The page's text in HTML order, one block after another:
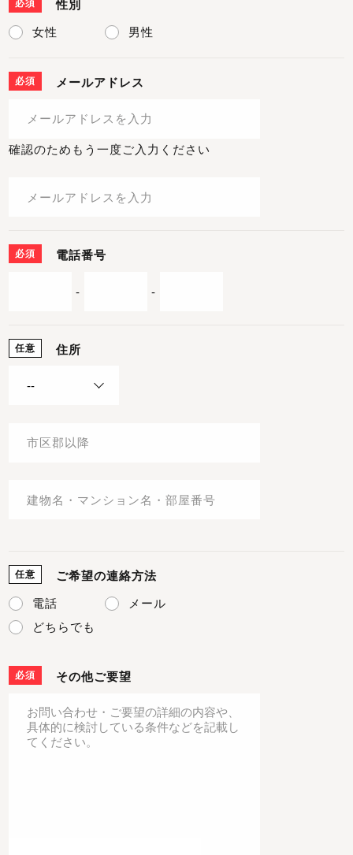
必須 性別
女性 男性
必須 メールアドレス
確認のためもう一度ご入力ください
必須 電話番号
- -
任意 住所
任意 ご希望の連絡方法
電話
メール
どちらでも
必須 その他ご要望